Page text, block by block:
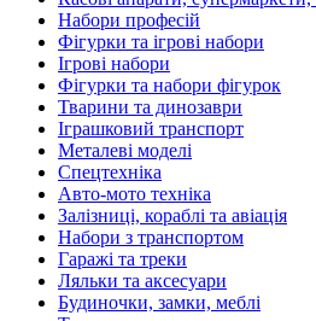
Набори професій
Фігурки та ігрові набори
Ігрові набори
Фігурки та набори фігурок
Тварини та динозаври
Іграшковий транспорт
Металеві моделі
Спецтехніка
Авто-мото техніка
Залізниці, кораблі та авіація
Набори з транспортом
Гаражі та треки
Ляльки та аксесуари
Будиночки, замки, меблі